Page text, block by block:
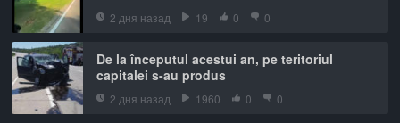
2 дня назад 19 0 0
De la începutul acestui an, pe teritoriul
capitalei s-au produs
2 дня назад 1960 0 0